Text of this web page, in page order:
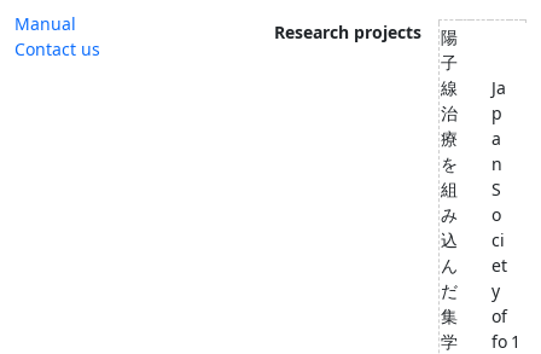
Manual
Contact us
Research projects
陽
子
線
治
療
を
組
み
込
ん
だ
集
学
Ja
p
a
n
S
o
ci
et
y
of
fo 1